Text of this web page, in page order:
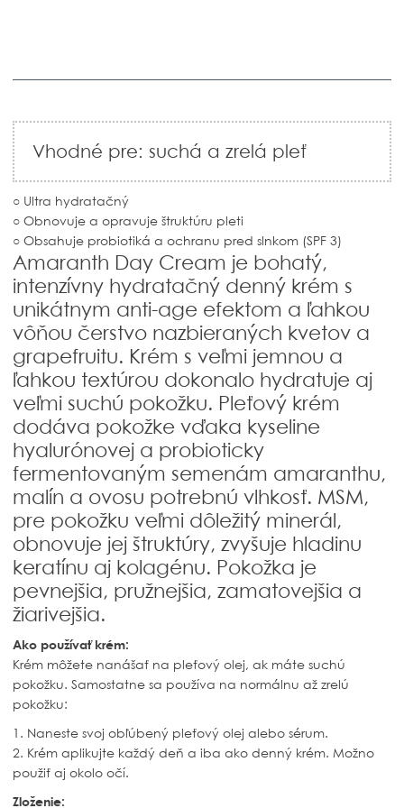
Vhodné pre: suchá a zrelá pleť
○ Ultra hydratačný
○ Obnovuje a opravuje štruktúru pleti
○ Obsahuje probiotiká a ochranu pred slnkom (SPF 3)
Amaranth Day Cream je bohatý,
intenzívny hydratačný denný krém s
unikátnym anti-age efektom a ľahkou
vôňou čerstvo nazbieraných kvetov a
grapefruitu. Krém s veľmi jemnou a
ľahkou textúrou dokonalo hydratuje aj
veľmi suchú pokožku. Pleťový krém
dodáva pokožke vďaka kyseline
hyalurónovej a probioticky
fermentovaným semenám amaranthu,
malín a ovosu potrebnú vlhkosť. MSM,
pre pokožku veľmi dôležitý minerál,
obnovuje jej štruktúry, zvyšuje hladinu
keratínu aj kolagénu. Pokožka je
pevnejšia, pružnejšia, zamatovejšia a
žiarivejšia.
Ako používať krém:
Krém môžete nanášať na pleťový olej, ak máte suchú
pokožku. Samostatne sa používa na normálnu až zrelú
pokožku:
1. Naneste svoj obľúbený pleťový olej alebo sérum.
2. Krém aplikujte každý deň a iba ako denný krém. Možno
použiť aj okolo očí.
Zloženie: